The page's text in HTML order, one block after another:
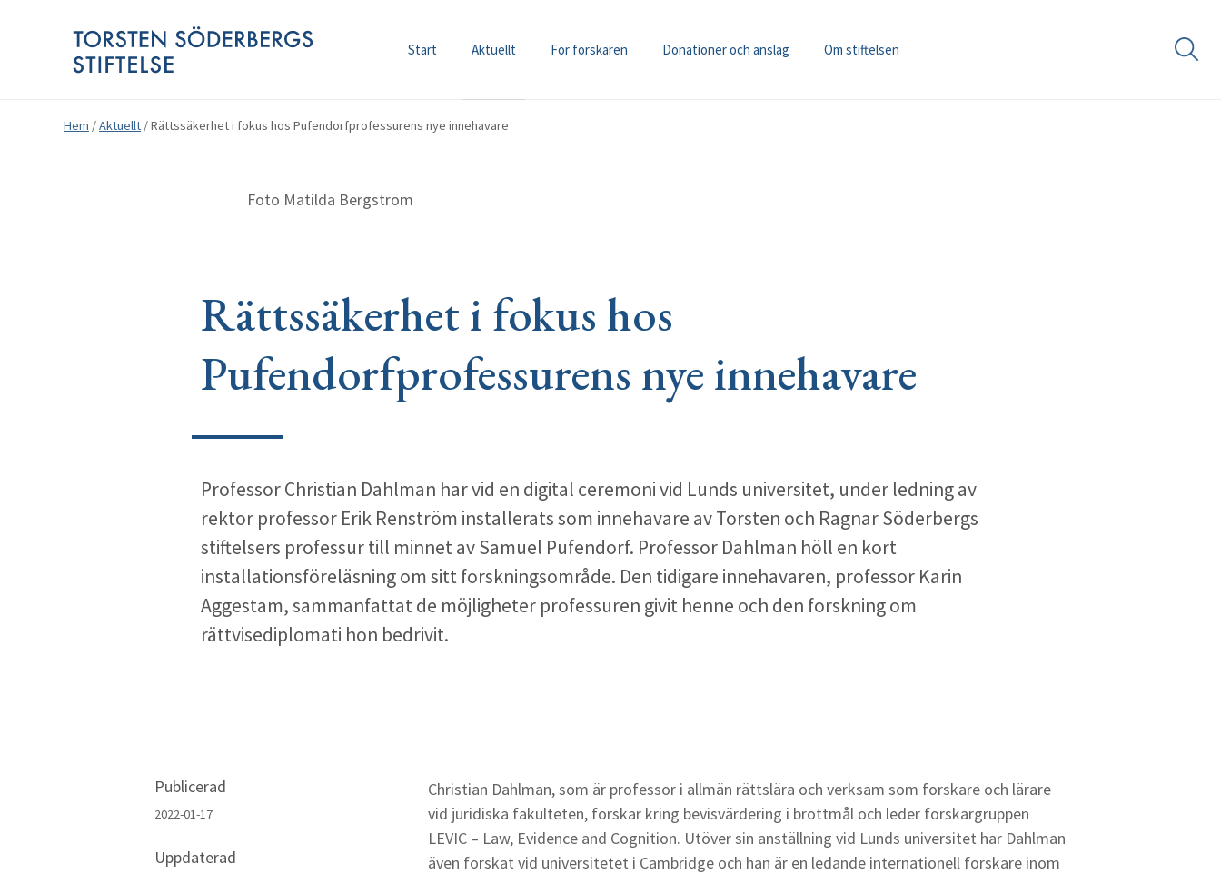
Start Aktuellt För forskaren Donationer och anslag Om stiftelsen
Hem /Aktuellt /Rättssäkerhet i fokus hos Pufendorfprofessurens nye innehavare
Foto Matilda Bergström
Rättssäkerhet i fokus hos
Pufendorfprofessurens nye innehavare
Professor Christian Dahlman har vid en digital ceremoni vid Lunds universitet, under ledning av
rektor professor Erik Renström installerats som innehavare av Torsten och Ragnar Söderbergs
stiftelsers professur till minnet av Samuel Pufendorf. Professor Dahlman höll en kort
installationsföreläsning om sitt forskningsområde. Den tidigare innehavaren, professor Karin
Aggestam, sammanfattat de möjligheter professuren givit henne och den forskning om
rättvisediplomati hon bedrivit.
Publicerad
2022-01-17
Uppdaterad
Christian Dahlman, som är professor i allmän rättslära och verksam som forskare och lärare
vid juridiska fakulteten, forskar kring bevisvärdering i brottmål och leder forskargruppen
LEVIC – Law, Evidence and Cognition. Utöver sin anställning vid Lunds universitet har Dahlman
även forskat vid universitetet i Cambridge och han är en ledande internationell forskare inom